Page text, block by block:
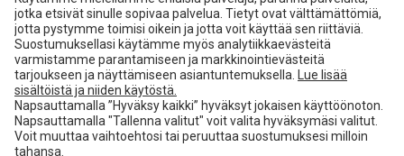
Lakarintie 10, 34800 Virrat
03 475 6100
info@jita.fi
Asiakaspalvelu